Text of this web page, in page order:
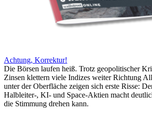
Achtung, Korrektur!
Die Börsen laufen heiß. Trotz geopolitischer
Zinsen klettern viele Indizes weiter Richtung
unter der Oberfläche zeigen sich erste Risse:
Halbleiter-, KI- und Space-Aktien macht
die Stimmung drehen kann.